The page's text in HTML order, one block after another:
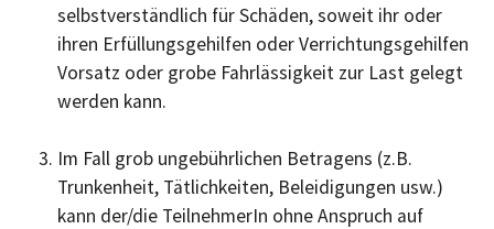
selbstverständlich für Schäden, soweit ihr oder
ihren Erfüllungsgehilfen oder Verrichtungsgehilfen
Vorsatz oder grobe Fahrlässigkeit zur Last gelegt
werden kann.
Im Fall grob ungebührlichen Betragens (z.B.
Trunkenheit, Tätlichkeiten, Beleidigungen usw.)
kann der/die TeilnehmerIn ohne Anspruch auf